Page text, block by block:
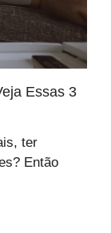
Essas 3
ter
Então